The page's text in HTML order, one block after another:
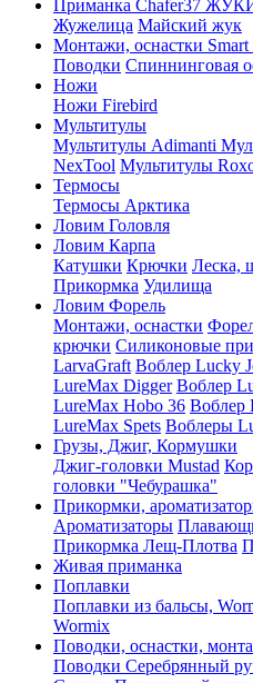
Приманка Chafer37
Жужелица Майский жук
Монтажи, оснастки Smart
Поводки Спиннинговая
Ножи
Ножи Firebird
Мультитулы
Мультитулы Adimanti
NexTool Мультитулы
Термосы
Термосы Арктика
Ловим Головля
Ловим Карпа
Катушки Крючки Леска,
Прикормка Удилища
Ловим Форель
Монтажи, оснастки
крючки Силиконовые
LarvaGraft Воблер Lucky
LureMax Digger Воблер
LureMax Hobo 36 Воблер
LureMax Spets Воблеры
Грузы, Джиг, Кормушки
Джиг-головки Mustad
головки "Чебурашка"
Прикормки,
Ароматизаторы
Прикормка Лещ-Плотва
Живая приманка
Поплавки
Поплавки из бальсы,
Wormix
Поводки, оснастки,
Поводки Серебрянный